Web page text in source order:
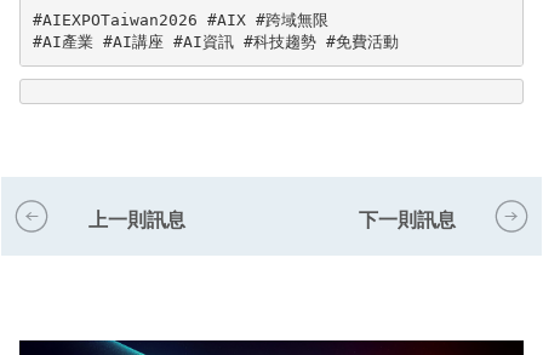
#AIEXPOTaiwan2026 #AIX #跨域無限
上一則訊息 下一則訊息